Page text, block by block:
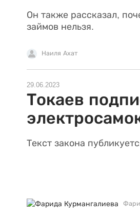
Он также рассказал,
займов нельзя.
Наиля Ахат
29.06.2023
Токаев
Текст закона